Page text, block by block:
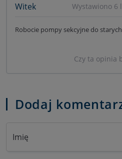
Witek Wystawiono 6
Robocie pompy sekcyjne do
Czy ta opinia
Dodaj
Imię